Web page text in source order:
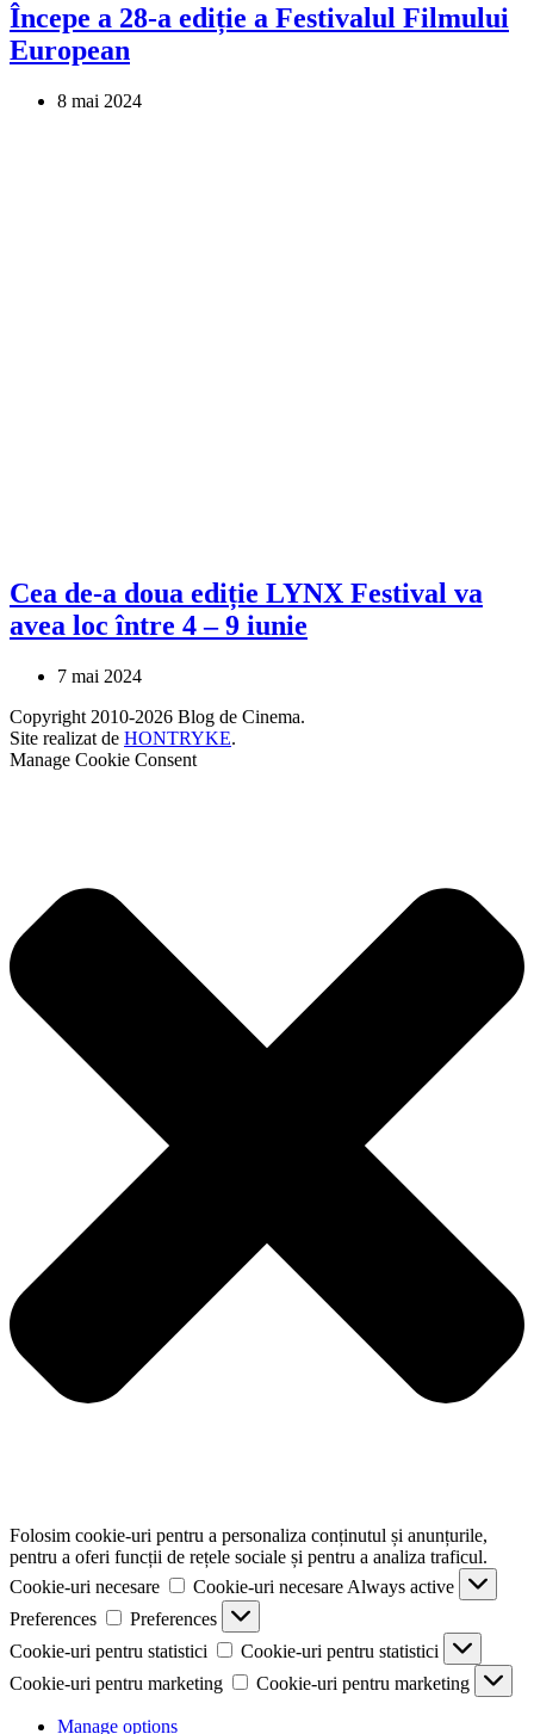
Începe a 28-a ediție a Festivalul Filmului
European
8 mai 2024
Cea de-a doua ediție LYNX Festival va
avea loc între 4 – 9 iunie
7 mai 2024
Copyright 2010-2026 Blog de Cinema.
Site realizat de HONTRYKE.
Manage Cookie Consent
Folosim cookie-uri pentru a personaliza conținutul și anunțurile,
pentru a oferi funcții de rețele sociale și pentru a analiza traficul.
Cookie-uri necesare
Cookie-uri necesare Always active
Preferences
Preferences
Cookie-uri pentru statistici
Cookie-uri pentru statistici
Cookie-uri pentru marketing
Cookie-uri pentru marketing
Manage options